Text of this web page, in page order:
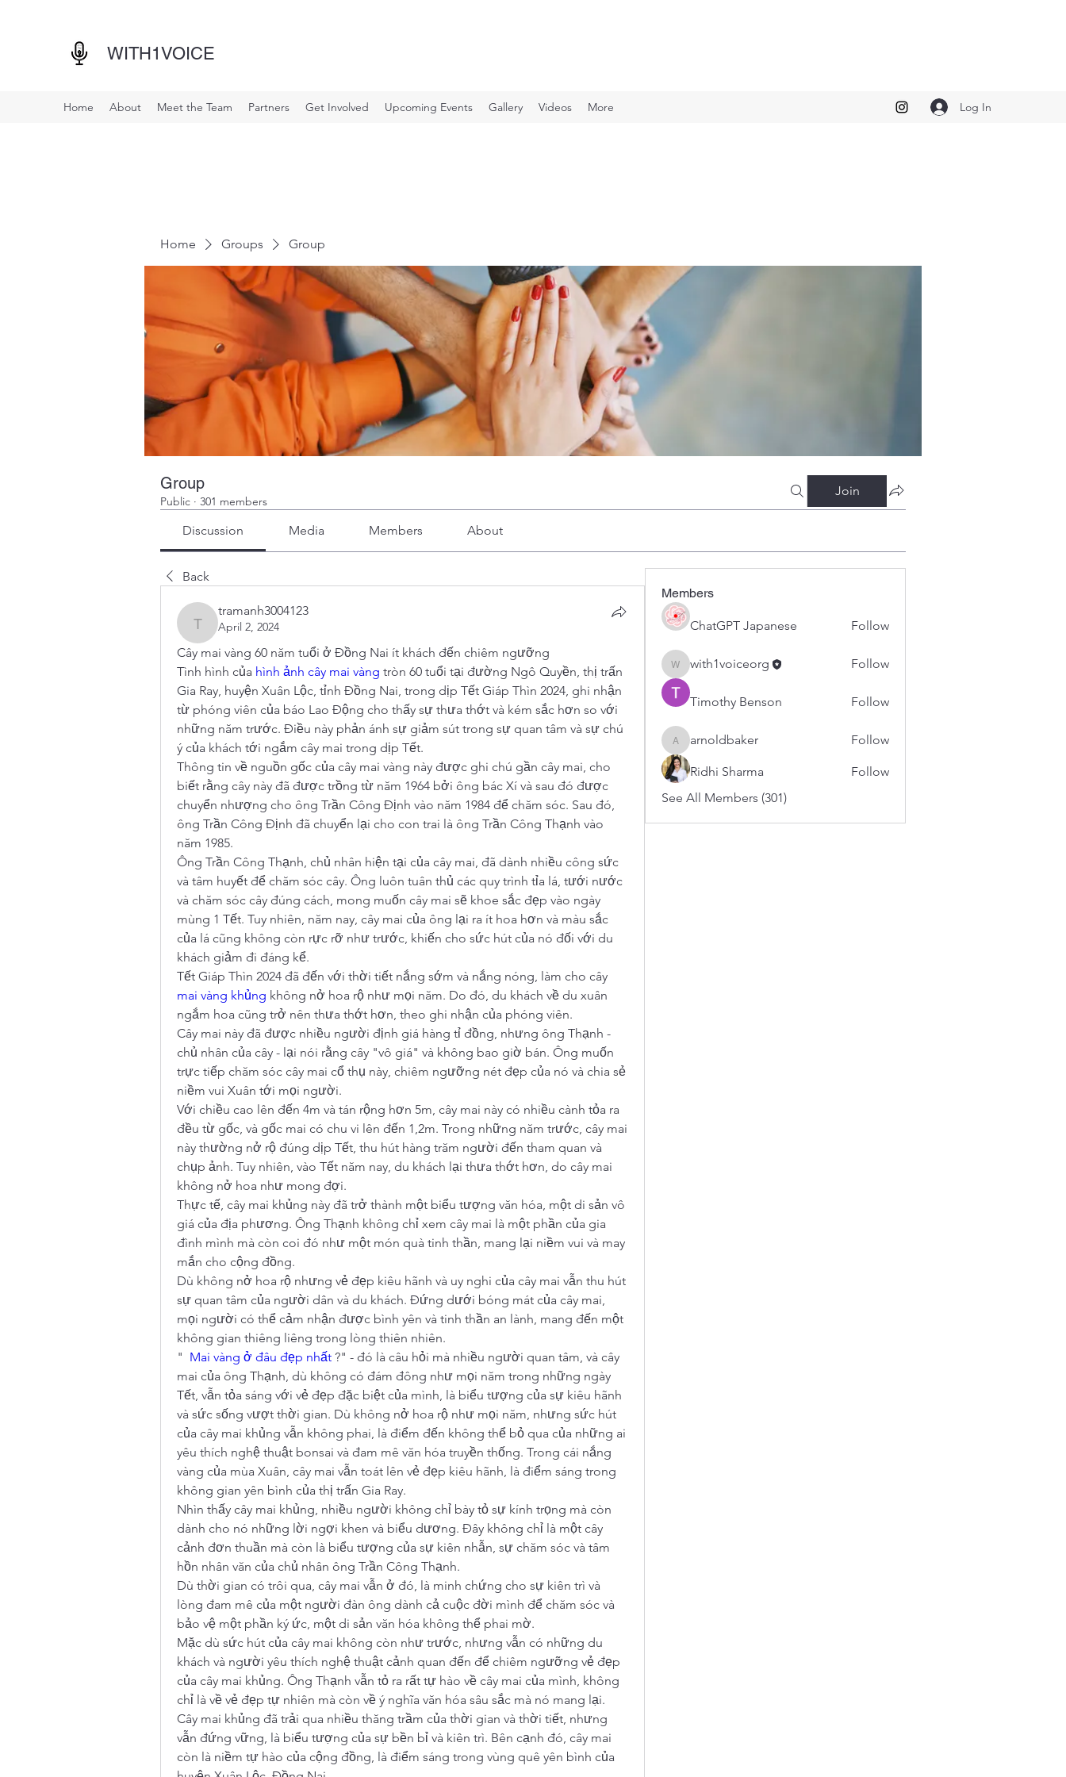
WITH1VOICE
Home About Meet the Team Partners Get Involved Upcoming Events Gallery Videos More Log In
Home Groups Group
Group
Public · 301 members
Join
Discussion Media Members About
Back
tramanh3004123
tramanh3004123
April 2, 2024
Cây mai vàng 60 năm tuổi ở Đồng Nai ít khách đến chiêm ngưỡng
Tình hình của hình ảnh cây mai vàng tròn 60 tuổi tại đường Ngô Quyền, thị trấn
Gia Ray, huyện Xuân Lộc, tỉnh Đồng Nai, trong dịp Tết Giáp Thìn 2024, ghi nhận
từ phóng viên của báo Lao Động cho thấy sự thưa thớt và kém sắc hơn so với
những năm trước. Điều này phản ánh sự giảm sút trong sự quan tâm và sự chú
ý của khách tới ngắm cây mai trong dịp Tết.
Thông tin về nguồn gốc của cây mai vàng này được ghi chú gần cây mai, cho
biết rằng cây này đã được trồng từ năm 1964 bởi ông bác Xí và sau đó được
chuyển nhượng cho ông Trần Công Định vào năm 1984 để chăm sóc. Sau đó,
ông Trần Công Định đã chuyển lại cho con trai là ông Trần Công Thạnh vào
năm 1985.
Ông Trần Công Thạnh, chủ nhân hiện tại của cây mai, đã dành nhiều công sức
và tâm huyết để chăm sóc cây. Ông luôn tuân thủ các quy trình tỉa lá, tưới nước
và chăm sóc cây đúng cách, mong muốn cây mai sẽ khoe sắc đẹp vào ngày
mùng 1 Tết. Tuy nhiên, năm nay, cây mai của ông lại ra ít hoa hơn và màu sắc
của lá cũng không còn rực rỡ như trước, khiến cho sức hút của nó đối với du
khách giảm đi đáng kể.
mai vàng khủng không nở hoa rộ như mọi năm. Do đó, du khách về du xuân
ngắm hoa cũng trở nên thưa thớt hơn, theo ghi nhận của phóng viên.
Cây mai này đã được nhiều người định giá hàng tỉ đồng, nhưng ông Thạnh -
chủ nhân của cây - lại nói rằng cây "vô giá" và không bao giờ bán. Ông muốn
trực tiếp chăm sóc cây mai cổ thụ này, chiêm ngưỡng nét đẹp của nó và chia sẻ
niềm vui Xuân tới mọi người.
Với chiều cao lên đến 4m và tán rộng hơn 5m, cây mai này có nhiều cành tỏa ra
đều từ gốc, và gốc mai có chu vi lên đến 1,2m. Trong những năm trước, cây mai
này thường nở rộ đúng dịp Tết, thu hút hàng trăm người đến tham quan và
chụp ảnh. Tuy nhiên, vào Tết năm nay, du khách lại thưa thớt hơn, do cây mai
không nở hoa như mong đợi.
Thực tế, cây mai khủng này đã trở thành một biểu tượng văn hóa, một di sản vô
giá của địa phương. Ông Thạnh không chỉ xem cây mai là một phần của gia
đình mình mà còn coi đó như một món quà tinh thần, mang lại niềm vui và may
mắn cho cộng đồng.
Dù không nở hoa rộ nhưng vẻ đẹp kiêu hãnh và uy nghi của cây mai vẫn thu hút
sự quan tâm của người dân và du khách. Đứng dưới bóng mát của cây mai,
mọi người có thể cảm nhận được bình yên và tinh thần an lành, mang đến một
không gian thiêng liêng trong lòng thiên nhiên.
" Mai vàng ở đâu đẹp nhất ?" - đó là câu hỏi mà nhiều người quan tâm, và cây
mai của ông Thạnh, dù không có đám đông như mọi năm trong những ngày
Tết, vẫn tỏa sáng với vẻ đẹp đặc biệt của mình, là biểu tượng của sự kiêu hãnh
và sức sống vượt thời gian. Dù không nở hoa rộ như mọi năm, nhưng sức hút
của cây mai khủng vẫn không phai, là điểm đến không thể bỏ qua của những ai
yêu thích nghệ thuật bonsai và đam mê văn hóa truyền thống. Trong cái nắng
vàng của mùa Xuân, cây mai vẫn toát lên vẻ đẹp kiêu hãnh, là điểm sáng trong
không gian yên bình của thị trấn Gia Ray.
Nhìn thấy cây mai khủng, nhiều người không chỉ bày tỏ sự kính trọng mà còn
dành cho nó những lời ngợi khen và biểu dương. Đây không chỉ là một cây
cảnh đơn thuần mà còn là biểu tượng của sự kiên nhẫn, sự chăm sóc và tâm
hồn nhân văn của chủ nhân ông Trần Công Thạnh.
Dù thời gian có trôi qua, cây mai vẫn ở đó, là minh chứng cho sự kiên trì và
lòng đam mê của một người đàn ông dành cả cuộc đời mình để chăm sóc và
bảo vệ một phần ký ức, một di sản văn hóa không thể phai mờ.
Mặc dù sức hút của cây mai không còn như trước, nhưng vẫn có những du
khách và người yêu thích nghệ thuật cảnh quan đến để chiêm ngưỡng vẻ đẹp
của cây mai khủng. Ông Thạnh vẫn tỏ ra rất tự hào về cây mai của mình, không
chỉ là về vẻ đẹp tự nhiên mà còn về ý nghĩa văn hóa sâu sắc mà nó mang lại.
Cây mai khủng đã trải qua nhiều thăng trầm của thời gian và thời tiết, nhưng
vẫn đứng vững, là biểu tượng của sự bền bỉ và kiên trì. Bên cạnh đó, cây mai
còn là niềm tự hào của cộng đồng, là điểm sáng trong vùng quê yên bình của
Members
ChatGPT Japanese Follow
with1voiceorg
with1voiceorg Follow
Timothy Benson Follow
arnoldbaker
arnoldbaker Follow
Ridhi Sharma
Follow
See All Members (301)